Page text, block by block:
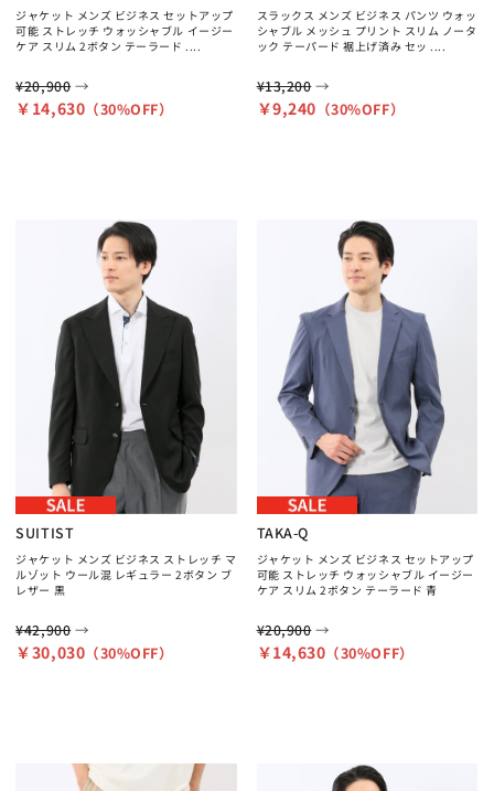
ジャケット メンズ ビジネス セットアップ
可能 ストレッチ ウォッシャブル イージー
ケア スリム 2ボタン テーラード ....
¥20,900 →
￥14,630 （30%OFF）
スラックス メンズ ビジネス パンツ ウォッ
シャブル メッシュ プリント スリム ノータ
ック テーパード 裾上げ済み セッ ....
¥13,200 →
￥9,240 （30%OFF）
SUITIST
ジャケット メンズ ビジネス ストレッチ マ
ルゾット ウール混 レギュラー 2ボタン ブ
レザー 黒
¥42,900 →
￥30,030 （30%OFF）
TAKA-Q
ジャケット メンズ ビジネス セットアップ
可能 ストレッチ ウォッシャブル イージー
ケア スリム 2ボタン テーラード 青
¥20,900 →
￥14,630 （30%OFF）